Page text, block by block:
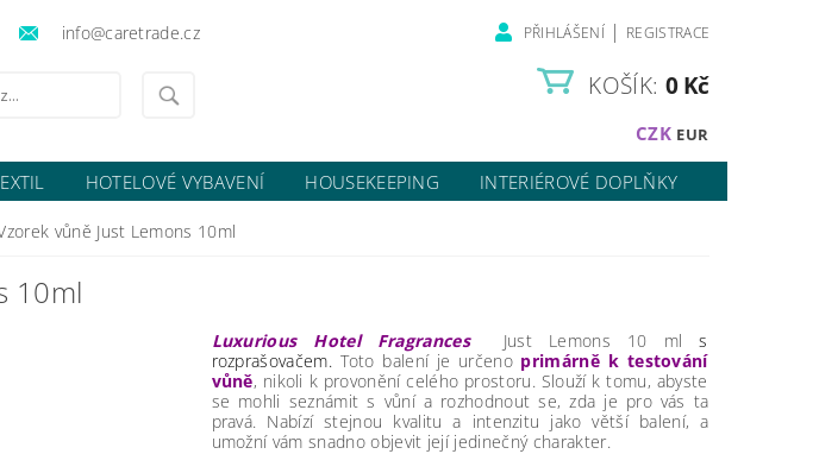
info@caretrade.cz PŘIHLÁŠENÍ | REGISTRACE
CZK EUR
KOŠÍK: 0 Kč
HOTELOVÉ VYBAVENÍ HOUSEKEEPING
INTERIÉROVÉ DOPLŇKY
vůně Just Lemons 10ml
10ml
Luxurious Hotel FragrancesJust Lemons 10 mls
rozprašovačem. Toto balení je určeno primárně k testování
vůně, nikoli k provonění celého prostoru. Slouží k tomu, abyste
se mohli seznámit s vůní a rozhodnout se, zda je pro vás ta
pravá. Nabízí stejnou kvalitu a intenzitu jako větší balení, a
umožní vám snadno objevit její jedinečný charakter.